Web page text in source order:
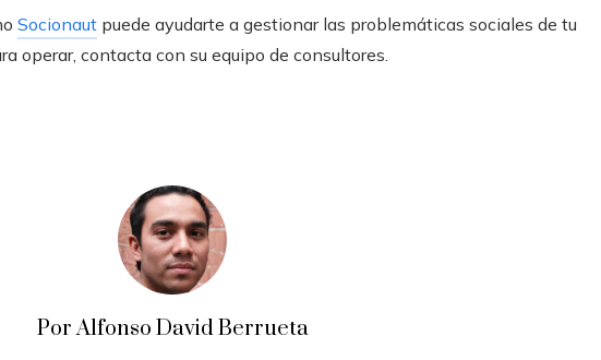
Socionaut puede ayudarte a gestionar las problemáticas sociales de tu
operar, contacta con su equipo de consultores.
Por Alfonso David Berrueta